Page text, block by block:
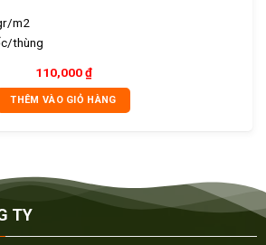
m2
thùng
110,000₫
THÊM VÀO GIỎ HÀNG
TY